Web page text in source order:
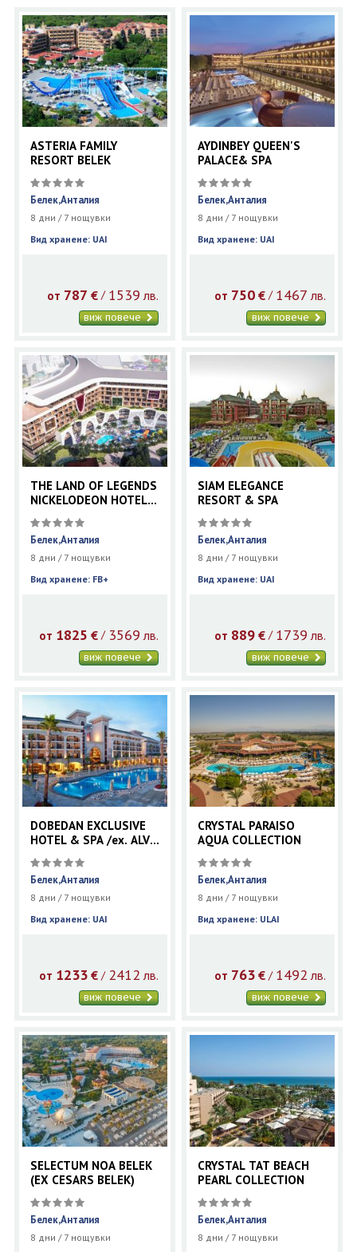
ASTERIA FAMILY
RESORT BELEK
Белек,Анталия
8 дни / 7 нощувки
Вид хранене: UAI
от 787 €/ 1539 лв.
виж повече
AYDINBEY QUEEN'S
PALACE& SPA
Белек,Анталия
8 дни / 7 нощувки
Вид хранене: UAI
от 750 € / 1467 лв.
виж повече
THE LAND OF LEGENDS
NICKELODEON HOTEL
5* BELEK
Белек,Анталия
8 дни / 7 нощувки
Вид хранене: FB+
от 1825 €/ 3569 лв.
виж повече
SIAM ELEGANCE
RESORT & SPA
Белек,Анталия
8 дни / 7 нощувки
Вид хранене: UAI
от 889 € / 1739 лв.
виж повече
DOBEDAN EXCLUSIVE
HOTEL & SPA /ex. ALVA
DONNA /
Белек,Анталия
8 дни / 7 нощувки
Вид хранене: UAI
от 1233 €/ 2412 лв.
виж повече
CRYSTAL PARAISO
AQUA COLLECTION
Белек,Анталия
8 дни / 7 нощувки
Вид хранене: ULAI
от 763 € / 1492 лв.
виж повече
SELECTUM NOA BELEK
(EX CESARS BELEK)
Белек,Анталия
8 дни / 7 нощувки
CRYSTAL TAT BEACH
PEARL COLLECTION
Белек,Анталия
8 дни / 7 нощувки